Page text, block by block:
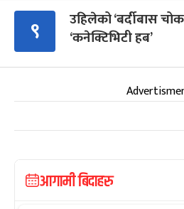
९
उहिलेको ‘बर्दीबास
‘कनेक्टिभिटी हब’
आगामी बिदाहरु